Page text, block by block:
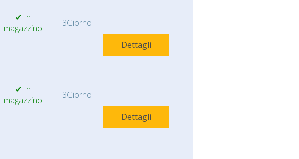
✔ In
magazzino
3Giorno
Dettagli
✔ In
magazzino
3Giorno
Dettagli